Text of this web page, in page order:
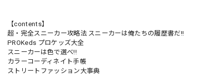
【contents】
超・完全スニーカー攻略法 スニーカーは俺たちの履歴書だ!!
PROKeds プロケッズ大全
スニーカーは色で選べ!!
カラーコーディネイト手帳
ストリートファッション大事典